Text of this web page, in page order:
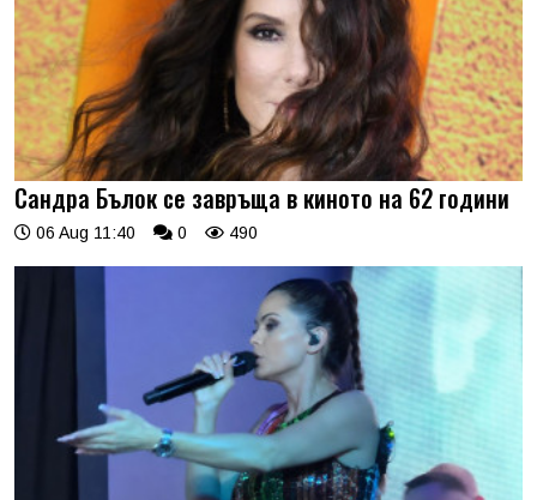
Сандра Бълок се завръща в киното на 62 години
06 Aug 11:40 0 490